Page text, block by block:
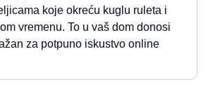
koje okreću kuglu ruleta i
vremenu. To u vaš dom donosi
za potpuno iskustvo online